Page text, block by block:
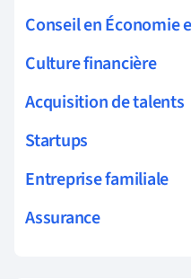
Conseil en Économie
Culture financière
Acquisition de talents
Startups
Entreprise familiale
Assurance